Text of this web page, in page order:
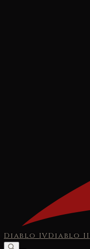
Diablo IVDiablo II